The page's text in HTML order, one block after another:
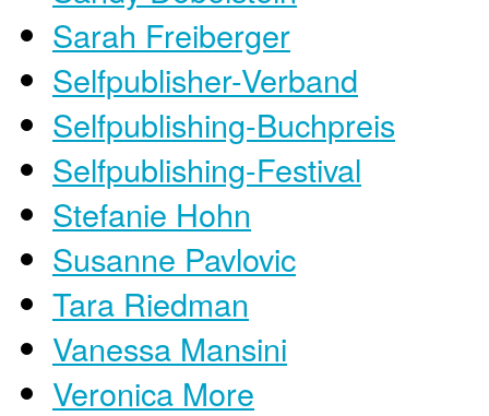
Sarah Freiberger
Selfpublisher-Verband
Selfpublishing-Buchpreis
Selfpublishing-Festival
Stefanie Hohn
Susanne Pavlovic
Tara Riedman
Vanessa Mansini
Veronica More